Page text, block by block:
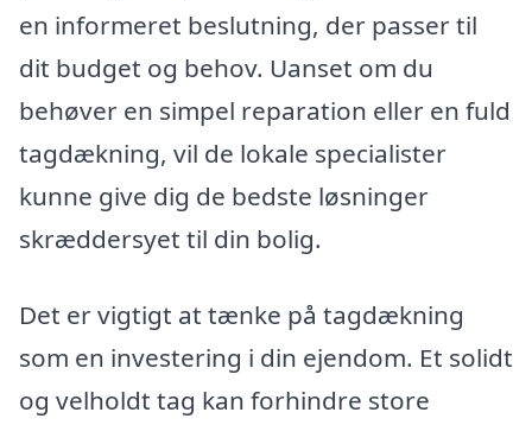
en informeret beslutning, der passer til
dit budget og behov. Uanset om du
behøver en simpel reparation eller en fuld
tagdækning, vil de lokale specialister
kunne give dig de bedste løsninger
skræddersyet til din bolig.
Det er vigtigt at tænke på tagdækning
som en investering i din ejendom. Et solidt
og velholdt tag kan forhindre store